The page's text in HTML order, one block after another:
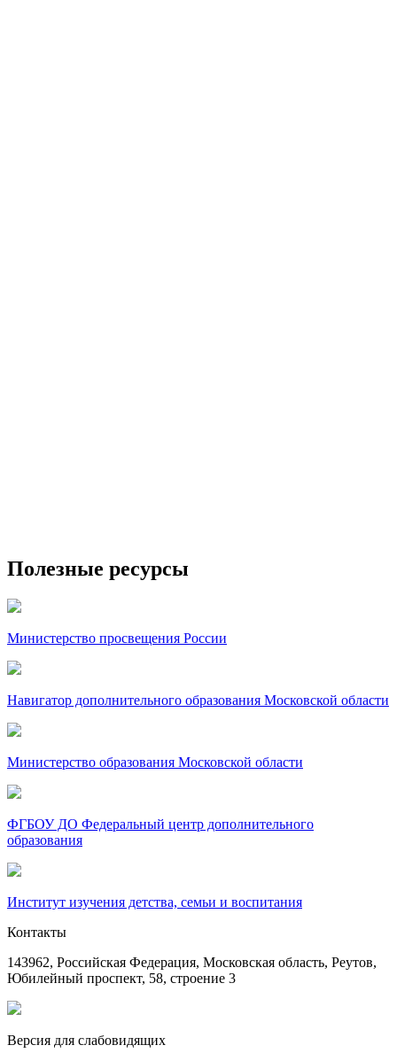
Полезные ресурсы
Министерство просвещения России
Навигатор дополнительного образования Московской области
Министерство образования Московской области
ФГБОУ ДО Федеральный центр дополнительного
образования
Институт изучения детства, семьи и воспитания
Контакты
143962, Российская Федерация, Московская область, Реутов,
Юбилейный проспект, 58, строение 3
Версия для слабовидящих